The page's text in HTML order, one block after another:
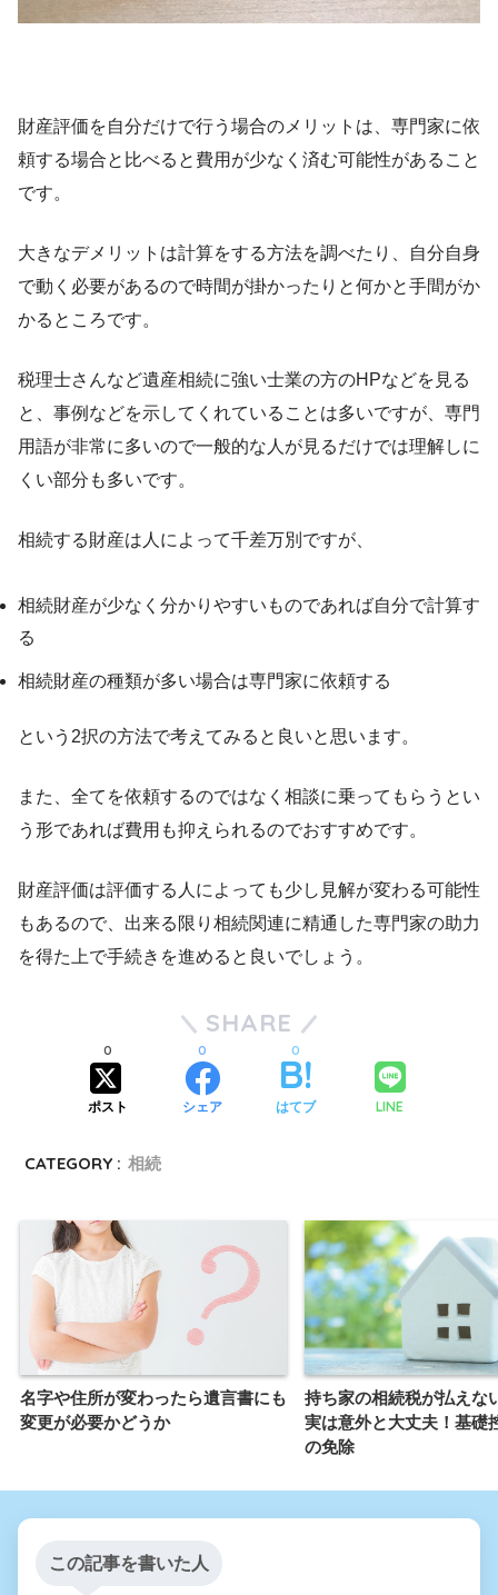
財産評価を自分だけで行う場合のメリットは、専門家に依
頼する場合と比べると費用が少なく済む可能性があること
です。
大きなデメリットは計算をする方法を調べたり、自分自身
で動く必要があるので時間が掛かったりと何かと手間がか
かるところです。
税理士さんなど遺産相続に強い士業の方のHPなどを見る
と、事例などを示してくれていることは多いですが、専門
用語が非常に多いので一般的な人が見るだけでは理解しに
くい部分も多いです。
相続する財産は人によって千差万別ですが、
相続財産が少なく分かりやすいものであれば自分で計算す
る
相続財産の種類が多い場合は専門家に依頼する
という2択の方法で考えてみると良いと思います。
また、全てを依頼するのではなく相談に乗ってもらうとい
う形であれば費用も抑えられるのでおすすめです。
財産評価は評価する人によっても少し見解が変わる可能性
もあるので、出来る限り相続関連に精通した専門家の助力
を得た上で手続きを進めると良いでしょう。
SHARE
ポスト
0
シェア
0
はてブ
0
LINE
CATEGORY : 相続
名字や住所が変わったら遺言書にも
変更が必要かどうか
持ち家の相続税が払えな
実は意外と大丈夫！基礎
の免除
この記事を書いた人